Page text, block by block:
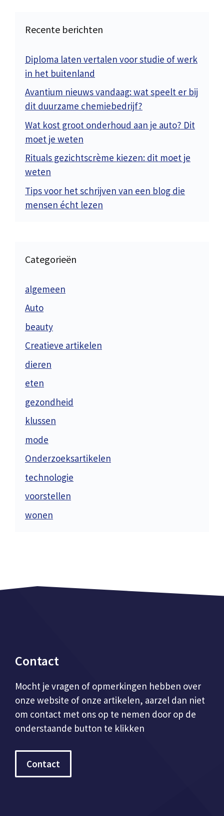
Recente berichten
Diploma laten vertalen voor studie of werk
in het buitenland
Avantium nieuws vandaag: wat speelt er bij
dit duurzame chemiebedrijf?
Wat kost groot onderhoud aan je auto? Dit
moet je weten
Rituals gezichtscrème kiezen: dit moet je
weten
Tips voor het schrijven van een blog die
mensen écht lezen
Categorieën
algemeen
Auto
beauty
Creatieve artikelen
dieren
eten
gezondheid
klussen
mode
Onderzoeksartikelen
technologie
voorstellen
wonen
Contact
Mocht je vragen of opmerkingen hebben over
onze website of onze artikelen, aarzel dan niet
om contact met ons op te nemen door op de
onderstaande button te klikken
Contact